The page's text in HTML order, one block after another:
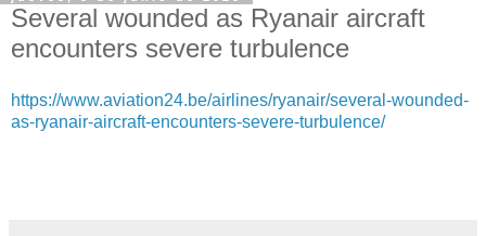
Several wounded as Ryanair aircraft
encounters severe turbulence
https://www.aviation24.be/airlines/ryanair/several-wounded-
as-ryanair-aircraft-encounters-severe-turbulence/